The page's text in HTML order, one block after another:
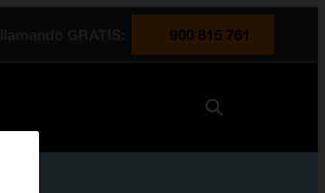
900 815 761